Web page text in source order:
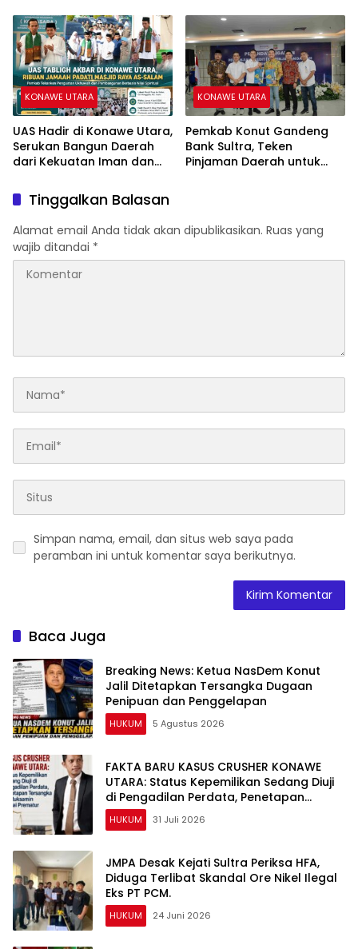
KONAWE UTARA
UAS Hadir di Konawe Utara,
Serukan Bangun Daerah
dari Kekuatan Iman dan
KONAWE UTARA
Pemkab Konut Gandeng
Bank Sultra, Teken
Pinjaman Daerah untuk
Tinggalkan Balasan
Alamat email Anda tidak akan dipublikasikan. Ruas yang
wajib ditandai *
Simpan nama, email, dan situs web saya pada
peramban ini untuk komentar saya berikutnya.
Baca Juga
Breaking News: Ketua NasDem Konut
Jalil Ditetapkan Tersangka Dugaan
Penipuan dan Penggelapan
HUKUM 5 Agustus 2026
FAKTA BARU KASUS CRUSHER KONAWE
UTARA: Status Kepemilikan Sedang Diuji
di Pengadilan Perdata, Penetapan
Tersangka Dr. Ruksamin Dinilai Prematur
HUKUM 31 Juli 2026
JMPA Desak Kejati Sultra Periksa HFA,
Diduga Terlibat Skandal Ore Nikel Ilegal
Eks PT PCM.
HUKUM 24 Juni 2026